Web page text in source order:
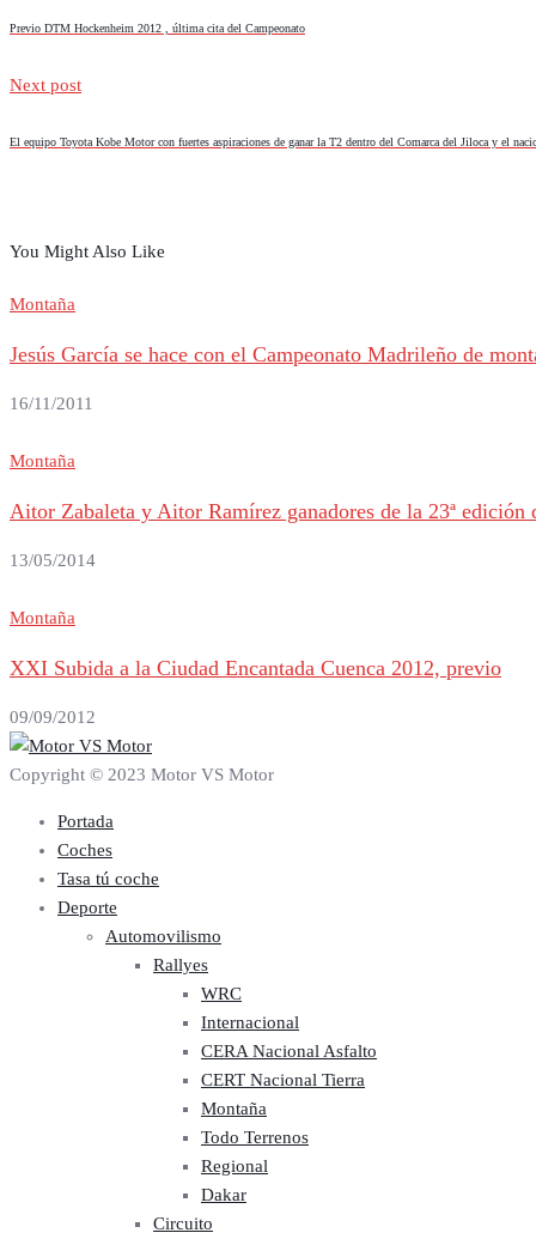
Previo DTM Hockenheim 2012 , última cita del Campeonato
Next post
El equipo Toyota Kobe Motor con fuertes aspiraciones de ganar la T2 dentro del Comarca del Jiloca y el
You Might Also Like
Montaña
Jesús García se hace con el Campeonato Madrileño de
16/11/2011
Montaña
Aitor Zabaleta y Aitor Ramírez ganadores de la 23ª edición
13/05/2014
Montaña
XXI Subida a la Ciudad Encantada Cuenca 2012, previo
09/09/2012
Copyright © 2023 Motor VS Motor
Portada
Coches
Tasa tú coche
Deporte
Automovilismo
Rallyes
WRC
Internacional
CERA Nacional Asfalto
CERT Nacional Tierra
Montaña
Todo Terrenos
Regional
Dakar
Circuito